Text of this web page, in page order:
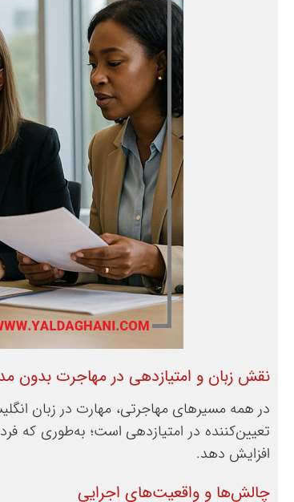
نقش زبان و امتیازدهی در مهاجرت بدون
در همه مسیرهای مهاجرتی، مهارت در زبان
تعیین‌کننده در امتیازدهی است؛ به‌طوری‌ که
افزایش دهد.
چالش‌ها و واقعیت‌های اجرایی